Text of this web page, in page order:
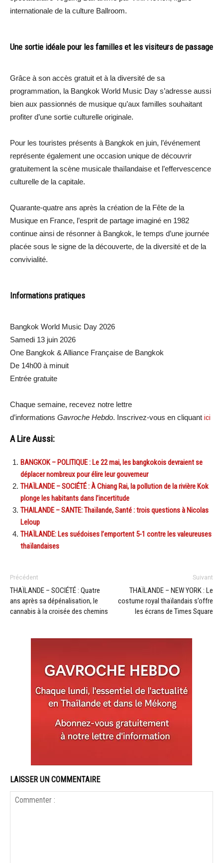
internationale de la culture Ballroom.
Une sortie idéale pour les familles et les visiteurs de passage
Grâce à son accès gratuit et à la diversité de sa
programmation, la Bangkok World Music Day s’adresse aussi
bien aux passionnés de musique qu’aux familles souhaitant
profiter d’une sortie culturelle originale.
Pour les touristes présents à Bangkok en juin, l’événement
représente également une occasion unique de découvrir
gratuitement la scène musicale thaïlandaise et l’effervescence
culturelle de la capitale.
Quarante-quatre ans après la création de la Fête de la
Musique en France, l’esprit de partage imaginé en 1982
continue ainsi de résonner à Bangkok, le temps d’une journée
placée sous le signe de la découverte, de la diversité et de la
convivialité.
Informations pratiques
Bangkok World Music Day 2026
Samedi 13 juin 2026
One Bangkok & Alliance Française de Bangkok
De 14h00 à minuit
Entrée gratuite
Chaque semaine, recevez notre lettre
d’informations Gavroche Hebdo. Inscrivez-vous en cliquant ici
A Lire Aussi:
BANGKOK – POLITIQUE : Le 22 mai, les bangkokois devraient se
déplacer nombreux pour élire leur gouverneur
THAÏLANDE – SOCIÉTÉ : À Chiang Rai, la pollution de la rivière Kok
plonge les habitants dans l’incertitude
THAILANDE – SANTE: Thaïlande, Santé : trois questions à Nicolas
Leloup
THAÏLANDE: Les suédoises l’emportent 5-1 contre les valeureuses
thaïlandaises
Précédent
THAÏLANDE – SOCIÉTÉ : Quatre
ans après sa dépénalisation, le
cannabis à la croisée des chemins
Suivant
THAÏLANDE – NEW YORK : Le
costume royal thaïlandais s’offre
les écrans de Times Square
LAISSER UN COMMENTAIRE